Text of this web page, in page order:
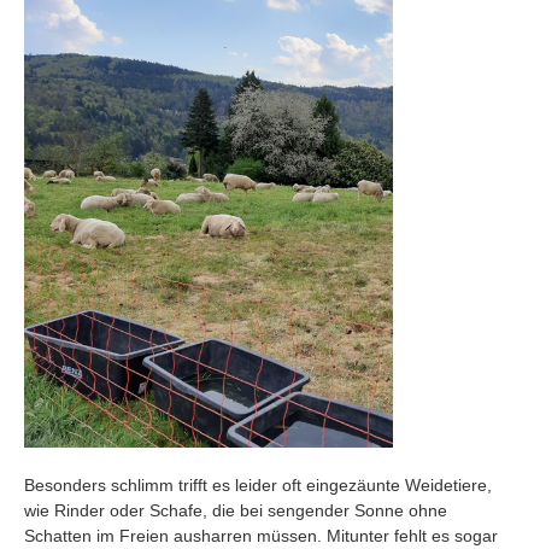
Besonders schlimm trifft es leider oft eingezäunte Weidetiere,
wie Rinder oder Schafe, die bei sengender Sonne ohne
Schatten im Freien ausharren müssen. Mitunter fehlt es sogar